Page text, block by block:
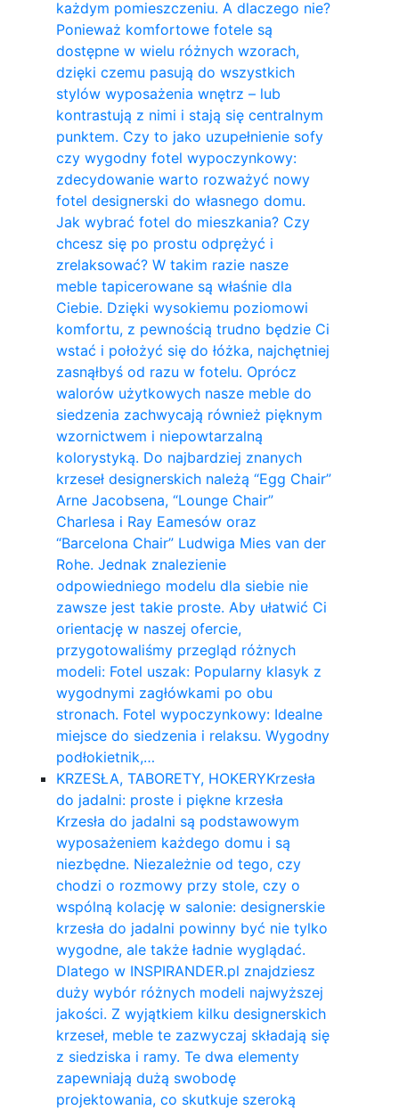
każdym pomieszczeniu. A dlaczego nie?
Ponieważ komfortowe fotele są
dostępne w wielu różnych wzorach,
dzięki czemu pasują do wszystkich
stylów wyposażenia wnętrz – lub
kontrastują z nimi i stają się centralnym
punktem. Czy to jako uzupełnienie sofy
czy wygodny fotel wypoczynkowy:
zdecydowanie warto rozważyć nowy
fotel designerski do własnego domu.
Jak wybrać fotel do mieszkania? Czy
chcesz się po prostu odprężyć i
zrelaksować? W takim razie nasze
meble tapicerowane są właśnie dla
Ciebie. Dzięki wysokiemu poziomowi
komfortu, z pewnością trudno będzie Ci
wstać i położyć się do łóżka, najchętniej
zasnąłbyś od razu w fotelu. Oprócz
walorów użytkowych nasze meble do
siedzenia zachwycają również pięknym
wzornictwem i niepowtarzalną
kolorystyką. Do najbardziej znanych
krzeseł designerskich należą “Egg Chair”
Arne Jacobsena, “Lounge Chair”
Charlesa i Ray Eamesów oraz
“Barcelona Chair” Ludwiga Mies van der
Rohe. Jednak znalezienie
odpowiedniego modelu dla siebie nie
zawsze jest takie proste. Aby ułatwić Ci
orientację w naszej ofercie,
przygotowaliśmy przegląd różnych
modeli: Fotel uszak: Popularny klasyk z
wygodnymi zagłówkami po obu
stronach. Fotel wypoczynkowy: Idealne
miejsce do siedzenia i relaksu. Wygodny
podłokietnik,…
KRZESŁA, TABORETY, HOKERYKrzesła
do jadalni: proste i piękne krzesła
Krzesła do jadalni są podstawowym
wyposażeniem każdego domu i są
niezbędne. Niezależnie od tego, czy
chodzi o rozmowy przy stole, czy o
wspólną kolację w salonie: designerskie
krzesła do jadalni powinny być nie tylko
wygodne, ale także ładnie wyglądać.
Dlatego w INSPIRANDER.pl znajdziesz
duży wybór różnych modeli najwyższej
jakości. Z wyjątkiem kilku designerskich
krzeseł, meble te zazwyczaj składają się
z siedziska i ramy. Te dwa elementy
zapewniają dużą swobodę
projektowania, co skutkuje szeroką